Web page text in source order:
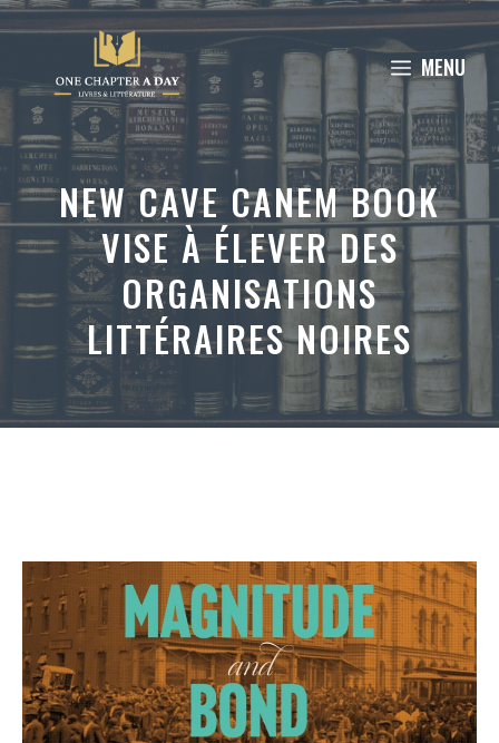
Aller
contenu
MENU
NEW CAVE CANEM BOOK
VISE À ÉLEVER DES
ORGANISATIONS
LITTÉRAIRES NOIRES